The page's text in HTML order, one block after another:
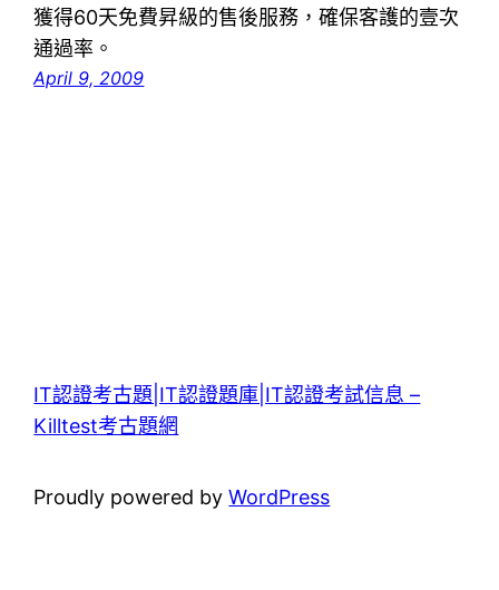
獲得60天免費昇級的售後服務，確保客護的壹次
通過率。
April 9, 2009
IT認證考古題|IT認證題庫|IT認證考試信息 –
Killtest考古題網
Proudly powered byWordPress